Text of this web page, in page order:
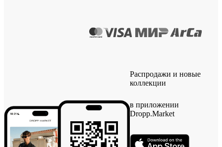
Распродажи и новые
коллекции
в приложении
Dropp.Market